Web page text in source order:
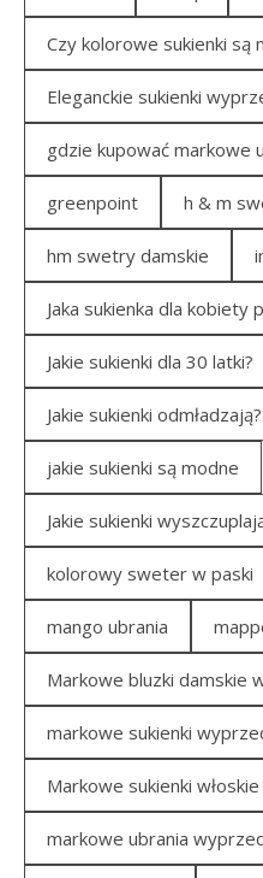
Czy kolorowe sukienki są
Eleganckie sukienki
gdzie kupować markowe
greenpoint h & m
hm swetry damskie
Jaka sukienka dla kobiety
Jakie sukienki dla 30 latki?
Jakie sukienki odmładzają?
jakie sukienki są modne
Jakie sukienki
kolorowy sweter w paski
mango ubrania
Markowe bluzki damskie
markowe sukienki
Markowe sukienki włoskie
markowe ubrania